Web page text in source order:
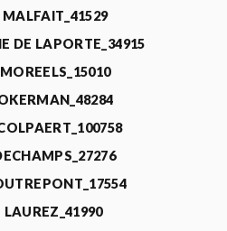
DE LAPORTE_34915
LAUREZ_41990